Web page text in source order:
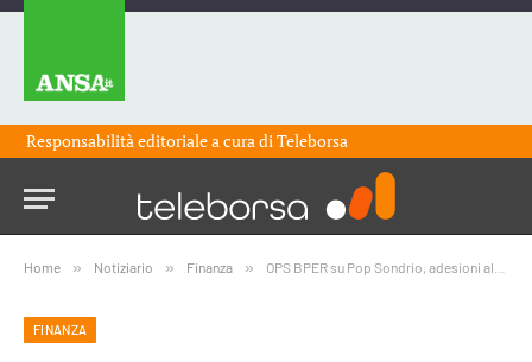
Responsabilità editoriale a cura diTeleborsa
Home » Notiziario » Finanza » OPS BPER su Pop Sondrio, adesioni allo 0,16%
FINANZA